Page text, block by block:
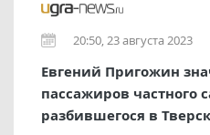
20:50, 23 августа 2023
Евгений Пригожин
пассажиров частного
разбившегося в